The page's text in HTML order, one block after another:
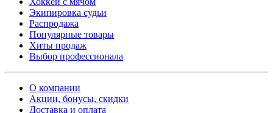
Экипировка судьи
Распродажа
Популярные товары
Хиты продаж
Выбор профессионала
О компании
Акции, бонусы, скидки
Доставка и оплата